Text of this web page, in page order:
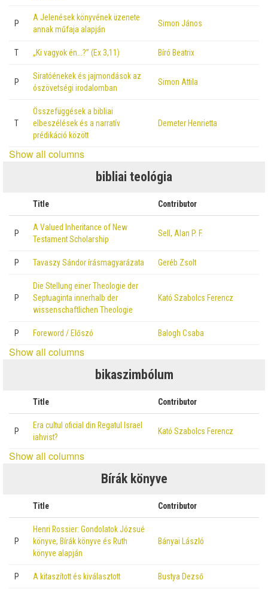
P
A Jelenések könyvének üzenete
annak műfaja alapján
Simon János
T „Ki vagyok én…?” (Ex 3,11) Bíró Beatrix
P
Siratóénekek és jajmondások az
ószövetségi irodalomban
Simon Attila
T
Összefüggések a bibliai
elbeszélések és a narratív
prédikáció között
Demeter Henrietta
Show all columns
bibliai teológia
Title Contributor
P
A Valued Inheritance of New
Testament Scholarship
Sell, Alan P. F.
P Tavaszy Sándor írásmagyarázata Geréb Zsolt
P
Die Stellung einer Theologie der
Septuaginta innerhalb der
wissenschaftlichen Theologie
Kató Szabolcs Ferencz
P Foreword / Előszó Balogh Csaba
Show all columns
bikaszimbólum
Title Contributor
P
Era cultul oficial din Regatul Israel
iahvist?
Kató Szabolcs Ferencz
Show all columns
Bírák könyve
Title Contributor
P
Henri Rossier: Gondolatok Józsué
könyve, Bírák könyve és Ruth
könyve alapján
Bányai László
P A kitaszított és kiválasztott Bustya Dezső